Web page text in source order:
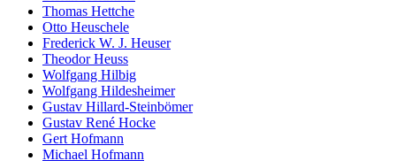
Thomas Hettche
Otto Heuschele
Frederick W. J. Heuser
Theodor Heuss
Wolfgang Hilbig
Wolfgang Hildesheimer
Gustav Hillard-Steinbömer
Gustav René Hocke
Gert Hofmann
Michael Hofmann